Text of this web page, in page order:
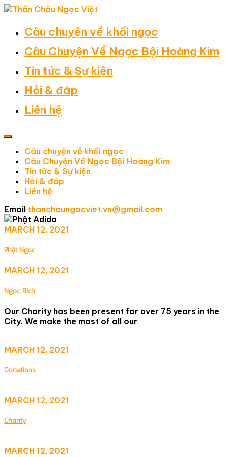
Câu chuyện về khối ngọc
Câu Chuyện Về Ngọc Bội Hoàng Kim
Tin tức & Sự kiện
Hỏi & đáp
Liên hệ
Câu chuyện về khối ngọc
Câu Chuyện Về Ngọc Bội Hoàng Kim
Tin tức & Sự kiện
Hỏi & đáp
Liên hệ
Email thanchaungocviet.vn@gmail.com
MARCH 12, 2021
Phật Ngọc
MARCH 12, 2021
Ngọc Bích
Our Charity has been present for over 75 years in the
City. We make the most of all our
MARCH 12, 2021
Donations
MARCH 12, 2021
Charity
MARCH 12, 2021